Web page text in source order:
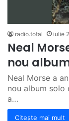
radio.total iulie
Neal
nou
Neal Morse a
nou album solo
a…
Citește mai mult